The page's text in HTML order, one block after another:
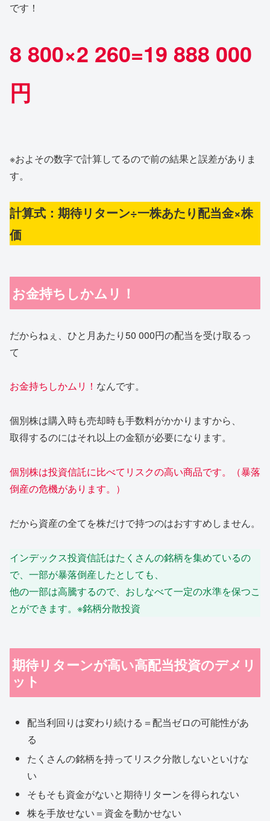
です！
8 800×2 260=19 888 000
円
※およその数字で計算してるので前の結果と誤差がありま
す。
計算式：期待リターン÷一株あたり配当金×株
価
お金持ちしかムリ！
だからねぇ、ひと月あたり50 000円の配当を受け取るっ
て
お金持ちしかムリ！ なんです。
個別株は購入時も売却時も手数料がかかりますから、
取得するのにはそれ以上の金額が必要になります。
個別株は投資信託に比べてリスクの高い商品です。 （暴落
倒産の危機があります。 ）
だから資産の全てを株だけで持つのはおすすめしません。
インデックス投資信託はたくさんの銘柄を集めているの
で、一部が暴落倒産したとしても、
他の一部は高騰するので、おしなべて一定の水準を保つこ
とができます。※銘柄分散投資
期待リターンが高い高配当投資のデメリ
ット
配当利回りは変わり続ける＝配当ゼロの可能性があ
る
たくさんの銘柄を持ってリスク分散しないといけな
い
そもそも資金がないと期待リターンを得られない
株を手放せない＝資金を動かせない